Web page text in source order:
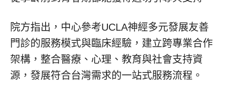
院方指出，中心參考UCLA神經多元發展友善
門診的服務模式與臨床經驗，建立跨專業合作
架構，整合醫療、心理、教育與社會支持資
源，發展符合台灣需求的一站式服務流程。